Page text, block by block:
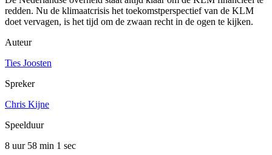
redden. Nu de klimaatcrisis het toekomstperspectief van de KLM
doet vervagen, is het tijd om de zwaan recht in de ogen te kijken.
Auteur
Ties Joosten
Spreker
Chris Kijne
Speelduur
8 uur 58 min 1 sec